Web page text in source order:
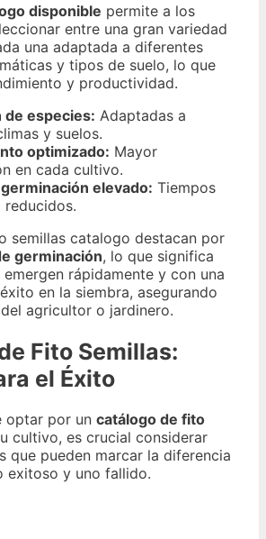
disponible permite a los
entre una gran variedad
una adaptada a diferentes
y tipos de suelo, lo que
y productividad.
de especies: Adaptadas a
y suelos.
optimizado: Mayor
en cada cultivo.
elevado: Tiempos
reducidos.
semillas catalogo destacan por
germinación, lo que significa
rápidamente y con una
en la siembra, asegurando
agricultor o jardinero.
Fito Semillas:
el Éxito
optar por un catálogo de fito
cultivo, es crucial considerar
que pueden marcar la diferencia
exitoso y uno fallido.